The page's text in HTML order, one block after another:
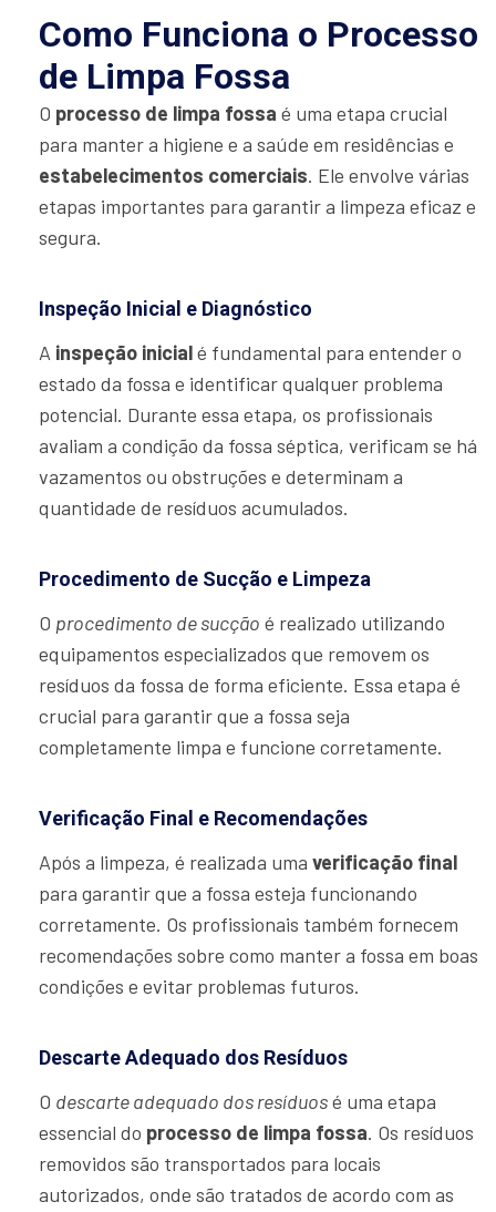
Como Funciona o Processo
de Limpa Fossa
O processo de limpa fossa é uma etapa crucial
para manter a higiene e a saúde em residências e
estabelecimentos comerciais. Ele envolve várias
etapas importantes para garantir a limpeza eficaz e
segura.
Inspeção Inicial e Diagnóstico
A inspeção inicialé fundamental para entender o
estado da fossa e identificar qualquer problema
potencial. Durante essa etapa, os profissionais
avaliam a condição da fossa séptica, verificam se há
vazamentos ou obstruções e determinam a
quantidade de resíduos acumulados.
Procedimento de Sucção e Limpeza
O procedimento de sucção é realizado utilizando
equipamentos especializados que removem os
resíduos da fossa de forma eficiente. Essa etapa é
crucial para garantir que a fossa seja
completamente limpa e funcione corretamente.
Verificação Final e Recomendações
Após a limpeza, é realizada uma verificação final
para garantir que a fossa esteja funcionando
corretamente. Os profissionais também fornecem
recomendações sobre como manter a fossa em boas
condições e evitar problemas futuros.
Descarte Adequado dos Resíduos
O descarte adequado dos resíduosé uma etapa
essencial do processo de limpa fossa. Os resíduos
removidos são transportados para locais
autorizados, onde são tratados de acordo com as